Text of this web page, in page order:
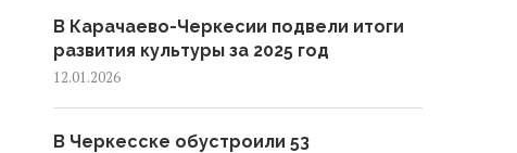
В Карачаево-Черкесии подвели итоги
развития культуры за 2025 год
12.01.2026
В Черкесске обустроили 53